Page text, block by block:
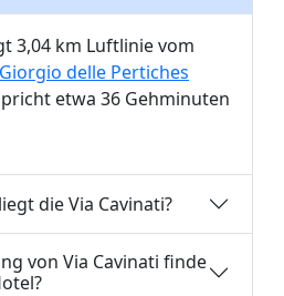
3,04 km Luftlinie vom
delle Pertiches
etwa 36 Gehminuten
die Via Cavinati?
von Via Cavinati finde